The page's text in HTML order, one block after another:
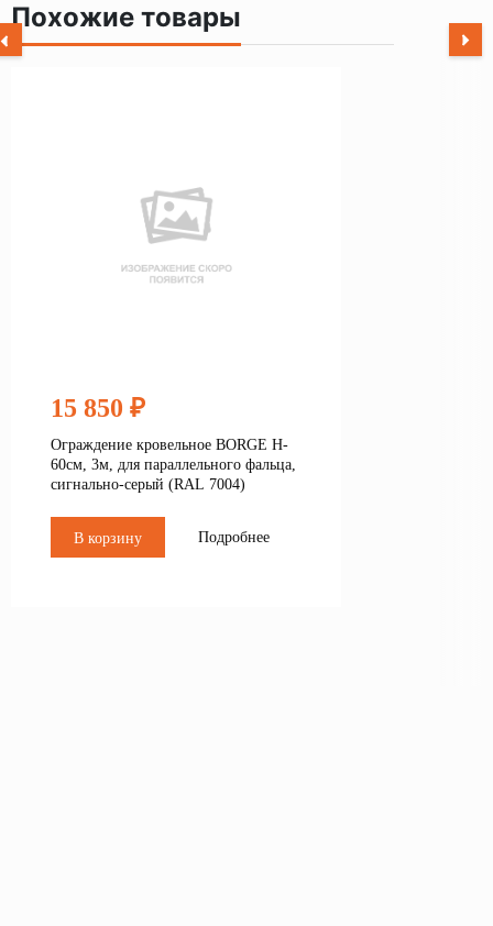
Похожие товары
15 850 ₽
Ограждение кровельное BORGE H-
60см, 3м, для параллельного фальца,
сигнально-серый (RAL 7004)
В корзину Подробнее